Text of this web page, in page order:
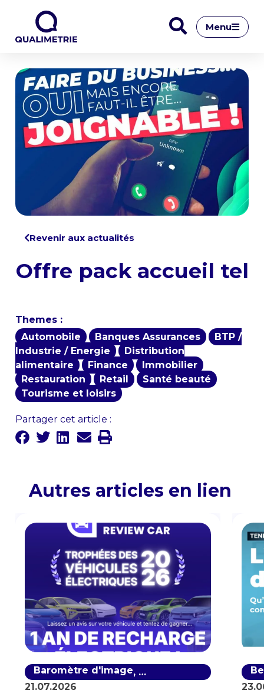
Menu
Revenir aux actualités
Offre pack accueil tel
Themes :
Automobile
Banques Assurances
BTP /
Industrie / Energie
Distribution
alimentaire
Finance
Immobilier
Restauration
Retail
Santé beauté
Tourisme et loisirs
Partager cet article :
Autres articles en lien
Baromètre d'image, Baromètre de notoriété
21.07.2026